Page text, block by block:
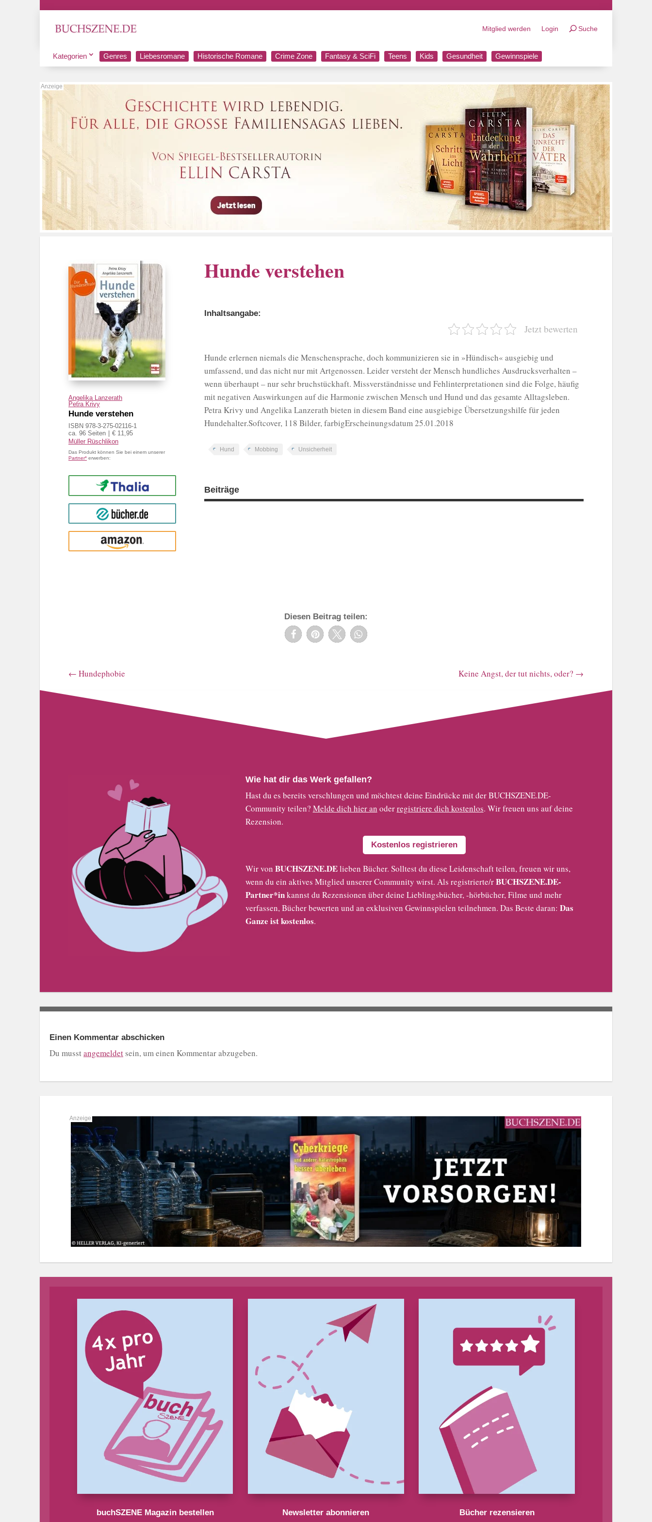
Mitglied werden Login Suche
Kategorien Genres Liebesromane Historische Romane Crime Zone Fantasy & SciFi Teens Kids Gesundheit Gewinnspiele
Angelika Lanzerath
Petra Krivy
Hunde verstehen
ISBN 978-3-275-02116-1
ca. 96 Seiten
€ 11,95
Müller Rüschlikon
Das Produkt können Sie bei einem unserer
Partner* erwerben:
Thalia
buecher.de
Amazon
Hunde verstehen
Inhaltsangabe:
Jetzt bewerten
Hunde erlernen niemals die Menschensprache, doch kommunizieren sie in »Hündisch« ausgiebig und
umfassend, und das nicht nur mit Artgenossen. Leider versteht der Mensch hundliches Ausdrucksverhalten –
wenn überhaupt – nur sehr bruchstückhaft. Missverständnisse und Fehlinterpretationen sind die Folge, häufig
mit negativen Auswirkungen auf die Harmonie zwischen Mensch und Hund und das gesamte Alltagsleben.
Petra Krivy und Angelika Lanzerath bieten in diesem Band eine ausgiebige Übersetzungshilfe für jeden
Hundehalter.Softcover, 118 Bilder, farbigErscheinungsdatum 25.01.2018
Hund Mobbing Unsicherheit
Beiträge
Diesen Beitrag teilen:
← Hundephobie Keine Angst, der tut nichts, oder? →
Wie hat dir das Werk gefallen?
Hast du es bereits verschlungen und möchtest deine Eindrücke mit der BUCHSZENE.DE-
Community teilen? Melde dich hier an oderregistriere dich kostenlos. Wir freuen uns auf deine
Rezension.
Kostenlos registrieren
Wir von BUCHSZENE.DElieben Bücher. Solltest du diese Leidenschaft teilen, freuen wir uns,
wenn du ein aktives Mitglied unserer Community wirst. Als registrierte/rBUCHSZENE.DE-
Partner*inkannst du Rezensionen über deine Lieblingsbücher, -hörbücher, Filme und mehr
verfassen, Bücher bewerten und an exklusiven Gewinnspielen teilnehmen. Das Beste daran: Das
Ganze ist kostenlos.
Einen Kommentar abschicken
Du musstangemeldet sein, um einen Kommentar abzugeben.
buchSZENE Magazin bestellen Newsletter abonnieren Bücher rezensieren